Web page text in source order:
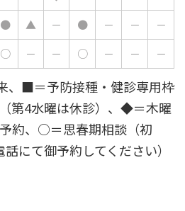
● ▲ － ● － －
－
○ － － ○ － － －
■＝予防接種・健診専用枠
（第4水曜は休診）、◆＝木曜
約、○＝思春期相談（初
にて御予約してください）